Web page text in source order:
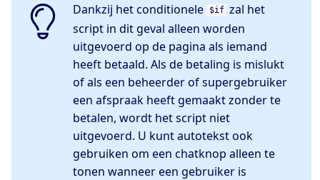
Dankzij het conditionele $if zal het
script in dit geval alleen worden
uitgevoerd op de pagina als iemand
heeft betaald. Als de betaling is mislukt
of als een beheerder of supergebruiker
een afspraak heeft gemaakt zonder te
betalen, wordt het script niet
uitgevoerd. U kunt autotekst ook
gebruiken om een chatknop alleen te
tonen wanneer een gebruiker is